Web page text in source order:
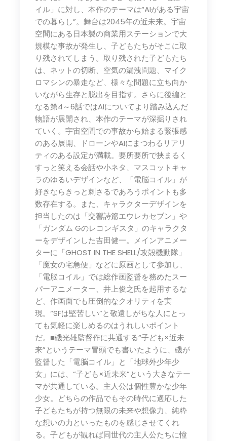
イル」に対し、本作のテーマは“AIがある宇宙
での暮らし”。舞台は2045年の近未来。宇宙
空間にある日本製の商業用ステーションで大
規模な事故が発生し、子どもたちがそこに取
り残されてしまう。取り残された子どもたち
は、ネットの切断、空気の漏洩問題、マイク
ロマシンの暴走など、様々な問題に立ち向か
いながら生存と脱出を目指す。さらに後編と
なる第4～6話ではAIについてより踏み込んだ
物語が展開され、本作のテーマが深掘りされ
ていく。宇宙空間での事故から始まる緊張感
のある展開、ドローンやAIにまつわるリアリ
ティのある設定が満載。要所要所で挟まるく
すっと笑える会話や小ネタ、マスコットキャ
ラのゆるいデザインなど、「電脳コイル」が
好きならきっと刺さるであろうポイントも多
数存在する。また、キャラクターデザインを
担当したのは「交響詩篇エウレカセブン」や
「ガンダム Gのレコンギスタ」のキャラクタ
ーをデザインした吉田健一。メインアニメー
ターに「GHOST IN THE SHELL/攻殻機動隊」
「魔女の宅急便」などに原画として参加し、
「電脳コイル」では総作画監督を務めたスー
パーアニメーター、井上俊之氏を起用するな
ど、作画面でも圧倒的なクオリティを実
現。“SFは堅苦しい”と敬遠しがちな人にとっ
ても気軽に楽しめるのはうれしいポイント
だ。■磯光雄監督作に共通する“子ども×近未
来”というテーマ冒頭でも書いたように、磯が
監督した「電脳コイル」と「地球外少年少
女」には、“子ども×近未来”という大きなテー
マが共通している。主人公は個性豊かな少年
少女。どちらの作品でもその時代に適応した
子どもたちが持つ無限の未来や想像力、純粋
な想いの力といったものを感じさせてくれ
る。子どもが観れば同世代の主人公たちに憧